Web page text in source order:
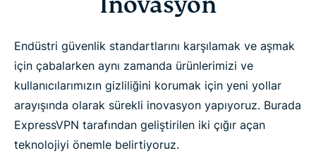
Endüstri güvenlik standartlarını karşılamak ve aşmak
için çabalarken aynı zamanda ürünlerimizi ve
kullanıcılarımızın gizliliğini korumak için yeni yollar
arayışında olarak sürekli inovasyon yapıyoruz. Burada
ExpressVPN tarafından geliştirilen iki çığır açan
teknolojiyi önemle belirtiyoruz.